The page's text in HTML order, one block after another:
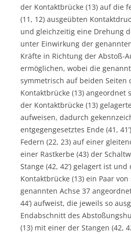
der Kontaktbrücke (13) auf die
(11, 12) ausgeübten
und gleichzeitig eine Drehung
unter Einwirkung der
Kräfte in Richtung der Abstoß-
ermöglichen, wobei die
symmetrisch auf beiden Seiten
Kontaktbrücke (13) angeordnet
der Kontaktbrücke (13)
aufweisen, dadurch
entgegengesetztes Ende (41,
Federn (22, 23) auf einer
einer Rastkerbe (43) der
Stange (42, 42’) gelagert ist
Kontaktbrücke (13) ein Paar
genannten Achse 37
44’) aufweist, die jeweils so
Endabschnitt des
(13) mit einer der Stangen (42,